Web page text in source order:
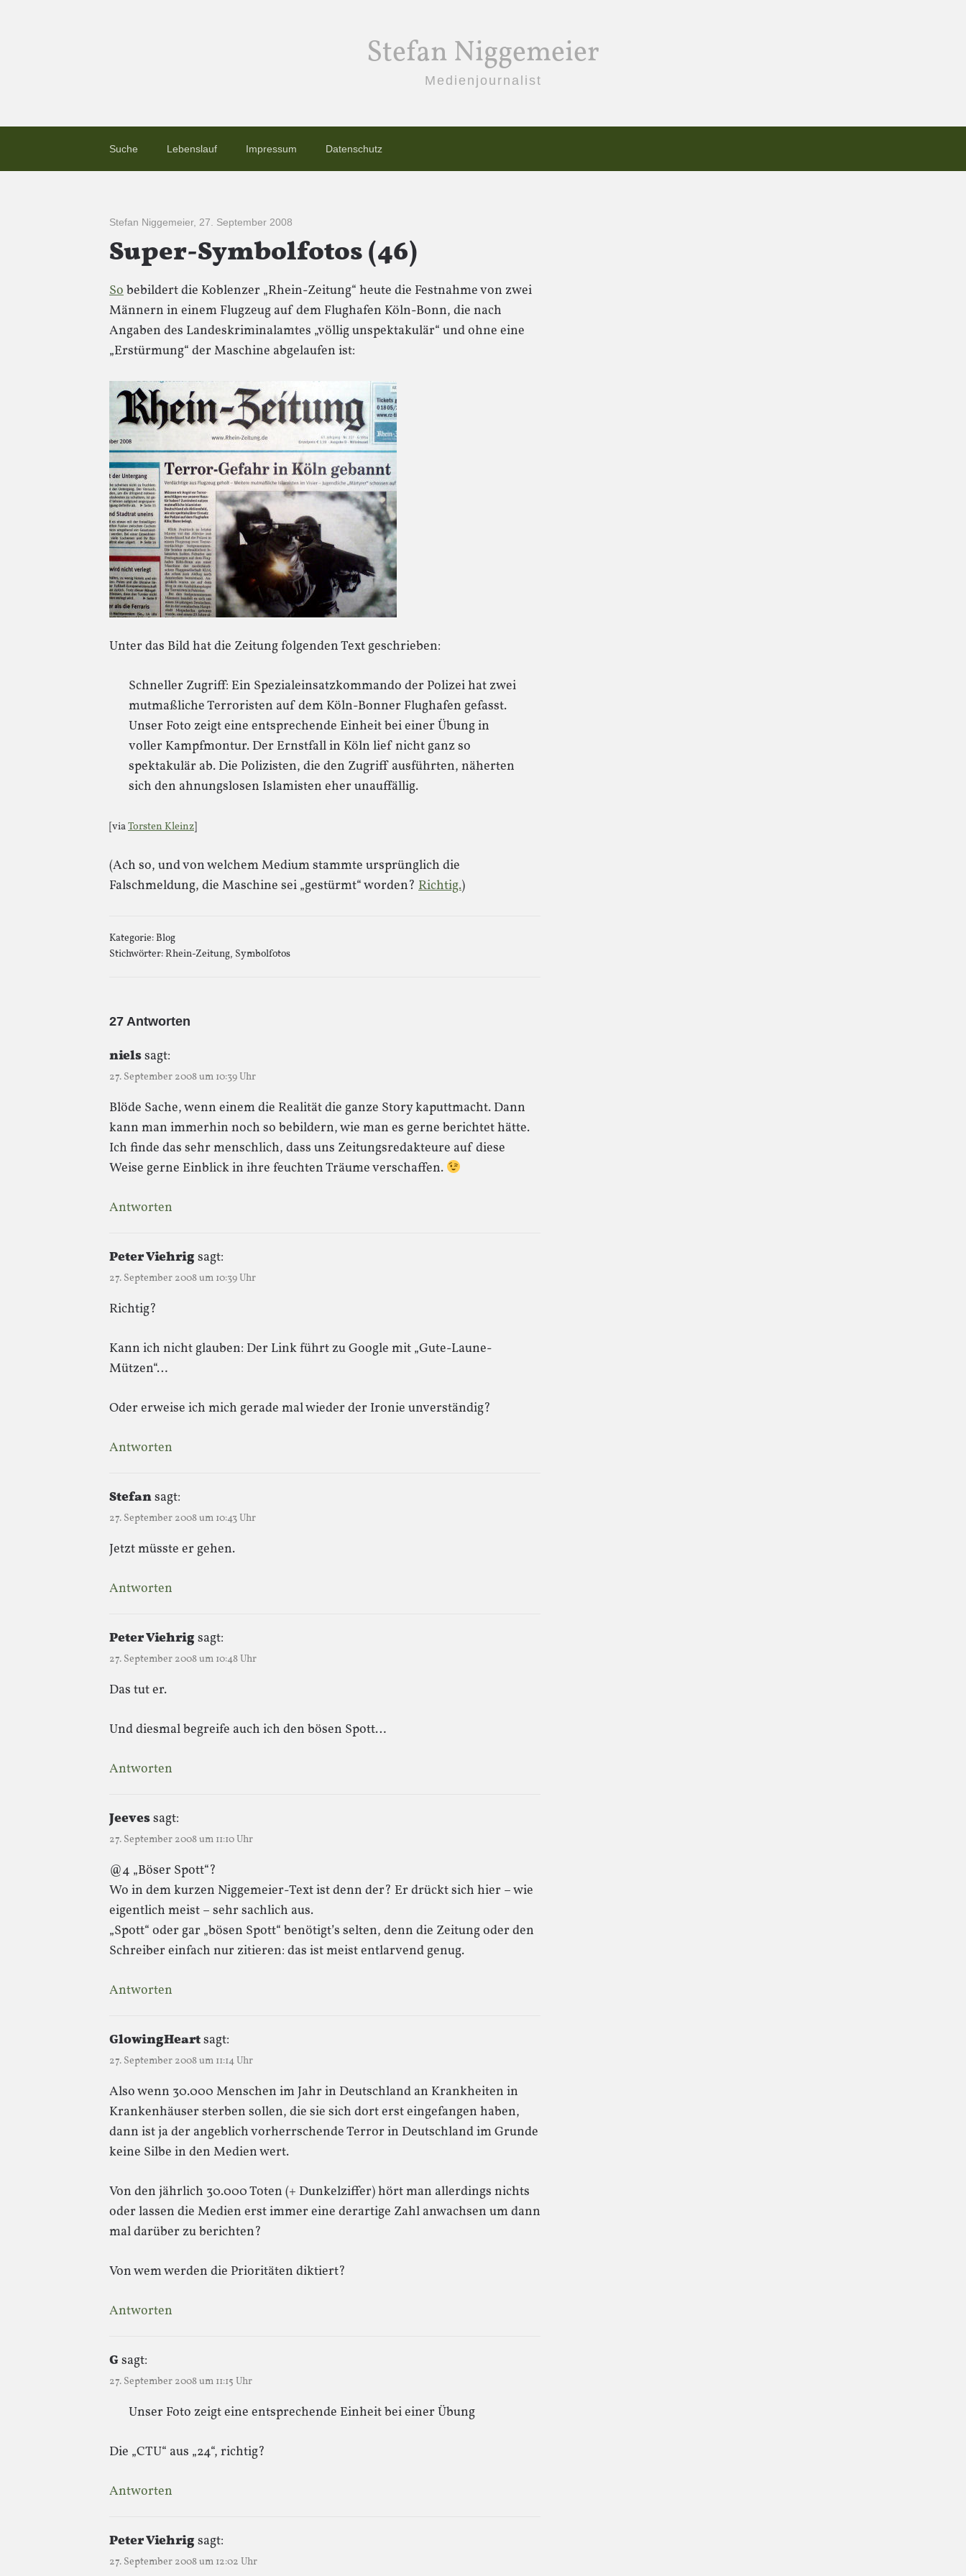
Stefan Niggemeier
Medienjournalist
Suche Lebenslauf Impressum Datenschutz
Stefan Niggemeier, 27. September 2008
Super-Symbolfotos (46)
Sobebildert die Koblenzer „Rhein-Zeitung“ heute die Festnahme von zwei
Männern in einem Flugzeug auf dem Flughafen Köln-Bonn, die nach
Angaben des Landeskriminalamtes „völlig unspektakulär“ und ohne eine
„Erstürmung“ der Maschine abgelaufen ist:
Unter das Bild hat die Zeitung folgenden Text geschrieben:
Schneller Zugriff: Ein Spezialeinsatzkommando der Polizei hat zwei
mutmaßliche Terroristen auf dem Köln-Bonner Flughafen gefasst.
Unser Foto zeigt eine entsprechende Einheit bei einer Übung in
voller Kampfmontur. Der Ernstfall in Köln lief nicht ganz so
spektakulär ab. Die Polizisten, die den Zugriff ausführten, näherten
sich den ahnungslosen Islamisten eher unauffällig.
[viaTorsten Kleinz]
(Ach so, und von welchem Medium stammte ursprünglich die
Falschmeldung, die Maschine sei „gestürmt“ worden? Richtig.)
Kategorie:Blog
Stichwörter: Rhein-Zeitung, Symbolfotos
27 Antworten
nielssagt:
27. September 2008 um 10:39 Uhr
Blöde Sache, wenn einem die Realität die ganze Story kaputtmacht. Dann
kann man immerhin noch so bebildern, wie man es gerne berichtet hätte.
Ich finde das sehr menschlich, dass uns Zeitungsredakteure auf diese
Weise gerne Einblick in ihre feuchten Träume verschaffen.
Antworten
Peter Viehrigsagt:
27. September 2008 um 10:39 Uhr
Richtig?
Kann ich nicht glauben: Der Link führt zu Google mit „Gute-Laune-
Mützen“…
Oder erweise ich mich gerade mal wieder der Ironie unverständig?
Antworten
Stefansagt:
27. September 2008 um 10:43 Uhr
Jetzt müsste er gehen.
Antworten
Peter Viehrigsagt:
27. September 2008 um 10:48 Uhr
Das tut er.
Und diesmal begreife auch ich den bösen Spott…
Antworten
Jeevessagt:
27. September 2008 um 11:10 Uhr
@4 „Böser Spott“?
Wo in dem kurzen Niggemeier-Text ist denn der? Er drückt sich hier – wie
eigentlich meist – sehr sachlich aus.
„Spott“ oder gar „bösen Spott“ benötigt’s selten, denn die Zeitung oder den
Schreiber einfach nur zitieren: das ist meist entlarvend genug.
Antworten
GlowingHeartsagt:
27. September 2008 um 11:14 Uhr
Also wenn 30.000 Menschen im Jahr in Deutschland an Krankheiten in
Krankenhäuser sterben sollen, die sie sich dort erst eingefangen haben,
dann ist ja der angeblich vorherrschende Terror in Deutschland im Grunde
keine Silbe in den Medien wert.
Von den jährlich 30.000 Toten (+ Dunkelziffer) hört man allerdings nichts
oder lassen die Medien erst immer eine derartige Zahl anwachsen um dann
mal darüber zu berichten?
Von wem werden die Prioritäten diktiert?
Antworten
G sagt:
27. September 2008 um 11:15 Uhr
Unser Foto zeigt eine entsprechende Einheit bei einer Übung
Die „CTU“ aus „24“, richtig?
Antworten
Peter Viehrigsagt:
27. September 2008 um 12:02 Uhr